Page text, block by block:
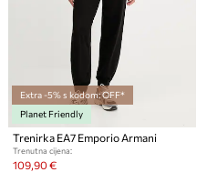
Extra -5% s kodom: OFF*
Planet Friendly
Trenirka EA7 Emporio Armani
Trenutna cijena:
109,90 €